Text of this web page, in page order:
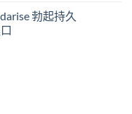
勃起持久